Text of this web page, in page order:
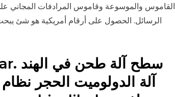
القاموس والموسوعة وقاموس المرادفات المجاني على
الرسائل. الحصول على أرقام أمريكية هو شئ
آلة الدولوميت الحجر